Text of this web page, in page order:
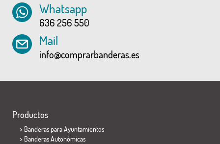
Whatsapp
636 256 550
Mail
info@comprarbanderas.es
Productos
> Banderas para Ayuntamientos
> Banderas Autonómicas